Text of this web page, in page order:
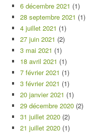
6 décembre 2021 (1)
28 septembre 2021 (1)
4 juillet 2021 (1)
27 juin 2021 (2)
3 mai 2021 (1)
18 avril 2021 (1)
7 février 2021 (1)
3 février 2021 (1)
20 janvier 2021 (1)
29 décembre 2020 (2)
31 juillet 2020 (2)
21 juillet 2020 (1)